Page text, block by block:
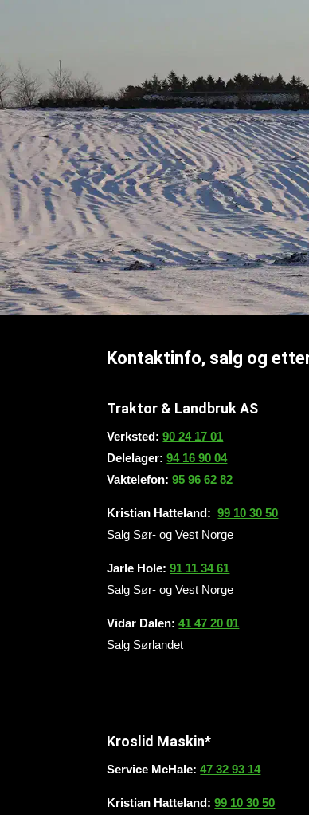
Kontaktinfo, salg og
Traktor & Landbruk AS
Verksted:90 24 17 01
Delelager:94 16 90 04
Vaktelefon:95 96 62 82
Kristian Hatteland: 99 10 30 50
Salg Sør- og Vest Norge
Jarle Hole: 91 11 34 61
Salg Sør- og Vest Norge
Vidar Dalen: 41 47 20 01
Salg Sørlandet
Kroslid Maskin*
Service McHale:47 32 93 14
Kristian Hatteland:99 10 30 50